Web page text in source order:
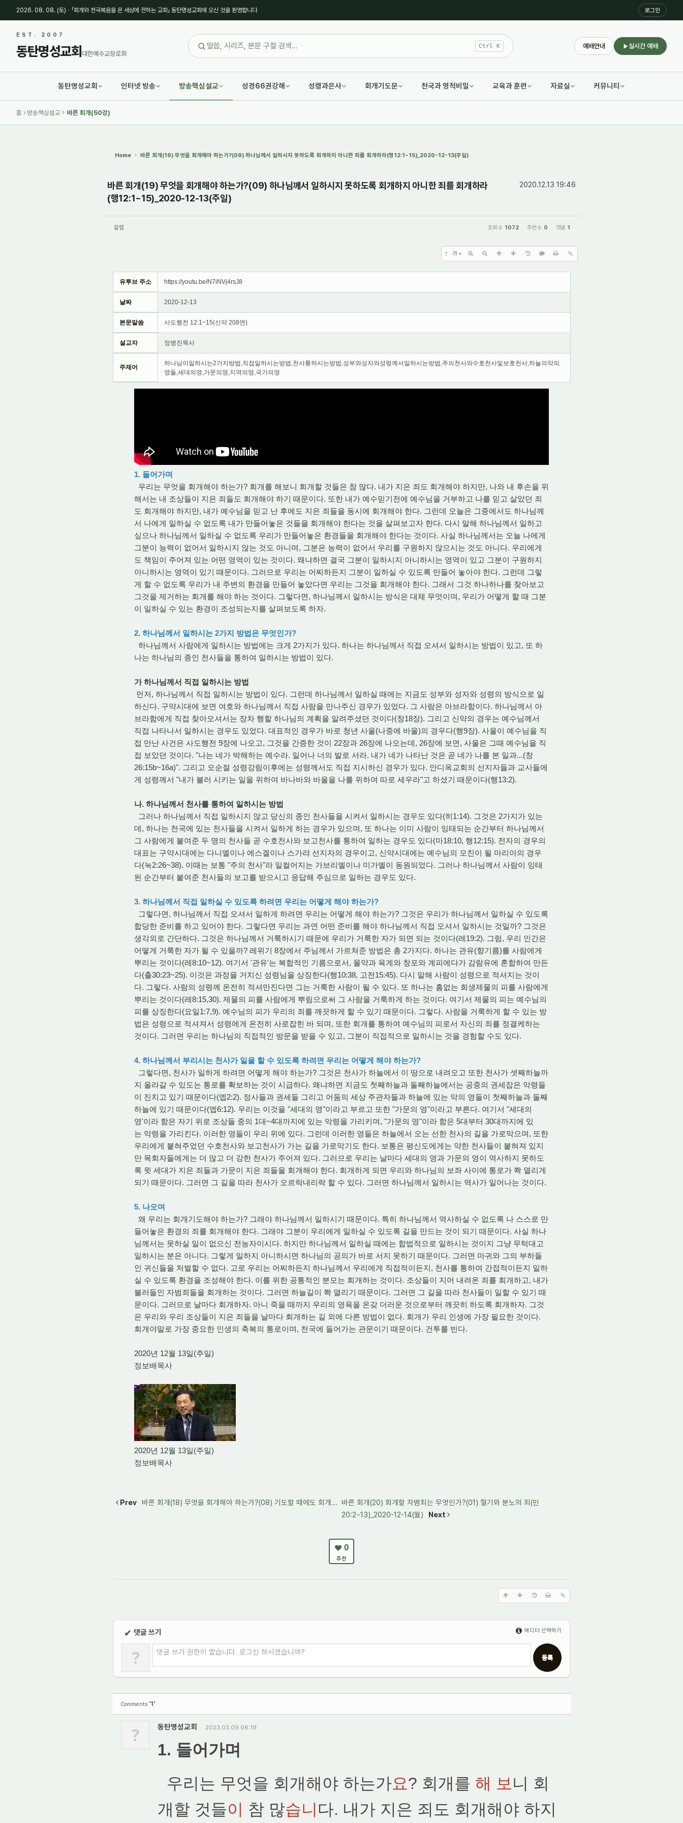
2026. 08. 08. (토) · 「회개와 천국복음을 온 세상에 전하는 교회」 동탄명성교회에 오신 것을 환영합니다 로그인
EST. 2007
동탄명성교회 대한예수교장로회
Ctrl K 예배안내 실시간 예배
동탄명성교회 인터넷 방송 방송핵심설교 성경66권강해 성령과은사 회개기도문 천국과 영적비밀 교육과 훈련 자료실 커뮤니티
홈 방송핵심설교 바른 회개(50강)
Home 바른 회개(19) 무엇을 회개해야 하는가?(09) 하나님께서 일하시지 못하도록 회개하지 아니한 죄를 회개하라(행12:1~15)_2020-12-13(주일)
2020.12.13 19:46
바른 회개(19) 무엇을 회개해야 하는가?(09) 하나님께서 일하시지 못하도록 회개하지 아니한 죄를 회개하라
(행12:1~15)_2020-12-13(주일)
갈렙 조회 수 1072 추천 수 0 댓글 1
? 가
유투브 주소 https://youtu.be/N7iNVj4rsJ8
날짜 2020-12-13
본문말씀 사도행전 12:1~15(신약 208면)
설교자 정병진목사
주제어
하나님이일하시는2가지방법,직접일하시는방법,천사통하시는방법,성부와성자와성령께서일하시는방법,주의천사와수호천사및보호천사,하늘의악의
영들,세대의영,가문의영,지역의영,국가의영
1. 들어가며
우리는 무엇을 회개해야 하는가? 회개를 해보니 회개할 것들은 참 많다. 내가 지은 죄도 회개해야 하지만, 나와 내 후손을 위
해서는 내 조상들이 지은 죄들도 회개해야 하기 때문이다. 또한 내가 예수믿기전에 예수님을 거부하고 나를 믿고 살았던 죄
도 회개해야 하지만, 내가 예수님을 믿고 난 후에도 지은 죄들을 동시에 회개해야 한다. 그런데 오늘은 그중에서도 하나님께
서 나에게 일하실 수 없도록 내가 만들어놓은 것들을 회개해야 한다는 것을 살펴보고자 한다. 다시 말해 하나님께서 일하고
싶으나 하나님께서 일하실 수 없도록 우리가 만들어놓은 환경들을 회개해야 한다는 것이다. 사실 하나님께서는 오늘 나에게
그분이 능력이 없어서 일하시지 않는 것도 아니며, 그분은 능력이 없어서 우리를 구원하지 않으시는 것도 아니다. 우리에게
도 책임이 주어져 있는 어떤 영역이 있는 것이다. 왜냐하면 결국 그분이 일하시지 아니하시는 영역이 있고 그분이 구원하지
아니하시는 영역이 있기 때문이다. 그러므로 우리는 어찌하든지 그분이 일하실 수 있도록 만들어 놓아야 한다. 그런데 그렇
게 할 수 없도록 우리가 내 주변의 환경을 만들어 놓았다면 우리는 그것을 회개해야 한다. 그래서 그것 하나하나를 찾아보고
그것을 제거하는 회개를 해야 하는 것이다. 그렇다면, 하나님께서 일하시는 방식은 대체 무엇이며, 우리가 어떻게 할 때 그분
이 일하실 수 있는 환경이 조성되는지를 살펴보도록 하자.
2. 하나님께서 일하시는 2가지 방법은 무엇인가?
하나님께서 사람에게 일하시는 방법에는 크게 2가지가 있다. 하나는 하나님께서 직접 오셔서 일하시는 방법이 있고, 또 하
나는 하나님의 종인 천사들을 통하여 일하시는 방법이 있다.
가 하나님께서 직접 일하시는 방법
먼저, 하나님께서 직접 일하시는 방법이 있다. 그런데 하나님께서 일하실 때에는 지금도 성부와 성자와 성령의 방식으로 일
하신다. 구약시대에 보면 여호와 하나님께서 직접 사람을 만나주신 경우가 있었다. 그 사람은 아브라함이다. 하나님께서 아
브라함에게 직접 찾아오셔서는 장차 행할 하나님의 계획을 알려주셨던 것이다(창18장). 그리고 신약의 경우는 예수님께서
직접 나타나서 일하시는 경우도 있었다. 대표적인 경우가 바로 청년 사울(나중에 바울)의 경우다(행9장). 사울이 예수님을 직
접 만난 사건은 사도행전 9장에 나오고, 그것을 간증한 것이 22장과 26장에 나오는데, 26장에 보면, 사울은 그때 예수님을 직
접 보았던 것이다. "나는 네가 박해하는 예수라. 일어나 너의 발로 서라. 내가 네가 나타난 것은 곧 네가 나를 본 일과...(창
26:15b~16a)". 그리고 오순절 성령강림이후에는 성령께서도 직접 지시하신 경우가 있다. 안디옥교회의 선지자들과 교사들에
게 성령께서 "내가 불러 시키는 일을 위하여 바나바와 바울을 나를 위하여 따로 세우라"고 하셨기 때문이다(행13:2).
나. 하나님께서 천사를 통하여 일하시는 방법
그러나 하나님께서 직접 일하시지 않고 당신의 종인 천사들을 시켜서 일하시는 경우도 있다(히1:14). 그것은 2가지가 있는
데, 하나는 천국에 있는 천사들을 시켜서 일하게 하는 경우가 있으며, 또 하나는 이미 사람이 잉태되는 순간부터 하나님께서
그 사람에게 붙여준 두 명의 천사들 곧 수호천사와 보고천사를 통하여 일하는 경우도 있다(마18:10, 행12:15). 전자의 경우의
대표는 구약시대에는 다니엘이나 에스겔이나 스가랴 선지자의 경우이고, 신약시대에는 예수님의 모친이 될 마리아의 경우
다(눅2:26~38). 이때는 보통 "주의 천사"라 일컬어지는 가브리엘이나 미가엘이 동원되었다. 그러나 하나님께서 사람이 잉태
된 순간부터 붙여준 천사들의 보고를 받으시고 응답해 주심으로 일하는 경우도 있다.
3. 하나님께서 직접 일하실 수 있도록 하려면 우리는 어떻게 해야 하는가?
그렇다면, 하나님께서 직접 오셔서 일하게 하려면 우리는 어떻게 해야 하는가? 그것은 우리가 하나님께서 일하실 수 있도록
합당한 준비를 하고 있어야 한다. 그렇다면 우리는 과연 어떤 준비를 해야 하나님께서 직접 오셔서 일하시는 것일까? 그것은
생각외로 간단하다. 그것은 하나님께서 거룩하시기 때문에 우리가 거룩한 자가 되면 되는 것이다(레19:2). 그럼, 우리 인간은
어떻게 거룩한 자가 될 수 있을까? 레위기 8장에서 주님께서 가르쳐준 방법은 총 2가지다. 하나는 관유(향기름)를 사람에게
뿌리는 것이다(레8:10~12). 여기서 '관유'는 복합적인 기름으로서, 몰약과 육계와 창포와 계피에다가 감람유에 혼합하여 만든
다(출30:23~25). 이것은 과정을 거치신 성령님을 상징한다(행10:38, 고전15:45). 다시 말해 사람이 성령으로 적셔지는 것이
다. 그렇다. 사람의 성령께 온전히 적셔만진다면 그는 거룩한 사람이 될 수 있다. 또 하나는 흠없는 희생제물의 피를 사람에게
뿌리는 것이다(레8:15,30). 제물의 피를 사람에게 뿌림으로써 그 사람을 거룩하게 하는 것이다. 여기서 제물의 피는 예수님의
피를 상징한다(요일1:7,9). 예수님의 피가 우리의 죄를 깨끗하게 할 수 있기 때문이다. 그렇다. 사람을 거룩하게 할 수 있는 방
법은 성령으로 적셔져서 성령에게 온전히 사로잡힌 바 되며, 또한 회개를 통하여 예수님의 피로서 자신의 죄를 정결케하는
것이다. 그러면 우리는 하나님의 직접적인 방문을 받을 수 있고, 그분이 직접적으로 일하시는 것을 경험할 수도 있다.
4. 하나님께서 부리시는 천사가 일을 할 수 있도록 하려면 우리는 어떻게 해야 하는가?
그렇다면, 천사가 일하게 하려면 어떻게 해야 하는가? 그것은 천사가 하늘에서 이 땅으로 내려오고 또한 천사가 셋째하늘까
지 올라갈 수 있도는 통로를 확보하는 것이 시급하다. 왜냐하면 지금도 첫째하늘과 둘째하늘에서는 공중의 권세잡은 악령들
이 진치고 있기 때문이다(엡2:2). 정사들과 권세들 그리고 어둠의 세상 주관자들과 하늘에 있는 악의 영들이 첫째하늘과 둘째
하늘에 있기 때문이다(엡6:12). 우리는 이것을 "세대의 영"이라고 부르고 또한 "가문의 영"이라고 부른다. 여기서 "세대의
영'이라 함은 자기 위로 조상들 중의 1대~4대까지에 있는 악령을 가리키며, "가문의 영"이라 함은 5대부터 30대까지에 있
는 악령을 가리킨다. 이러한 영들이 우리 위에 있다. 그런데 이러한 영들은 하늘에서 오는 선한 천사의 길을 가로막으며, 또한
우리에게 붙혀주었던 수호천사와 보고천사가 가는 길을 가로막기도 한다. 보통은 평신도에게는 약한 천사들이 붙혀져 있지
만 목회자들에게는 더 많고 더 강한 천사가 주어져 있다. 그러므로 우리는 날마다 세대의 영과 가문의 영이 역사하지 못하도
록 윗 세대가 지은 죄들과 가문이 지은 죄들을 회개해야 한다. 회개하게 되면 우리와 하나님의 보좌 사이에 통로가 쫙 열리게
되기 때문이다. 그러면 그 길을 따라 천사가 오르락내리락 할 수 있다. 그러면 하나님께서 일하시는 역사가 일어나는 것이다.
5. 나오며
왜 우리는 회개기도해야 하는가? 그래야 하나님께서 일하시기 때문이다. 특히 하나님께서 역사하실 수 없도록 나 스스로 만
들어놓은 환경의 죄를 회개해야 한다. 그래야 그분이 우리에게 일하실 수 있도록 길을 만드는 것이 되기 때문이다. 사실 하나
님께서는 못하실 일이 없으신 전능자이시다. 하지만 하나님께서 일하실 때에는 합법적으로 일하시는 것이지 그냥 무턱대고
일하시는 분은 아니다. 그렇게 일하지 아니하시면 하나님의 공의가 바로 서지 못하기 때문이다. 그러면 마귀와 그의 부하들
인 귀신들을 처벌할 수 없다. 고로 우리는 어찌하든지 하나님께서 우리에게 직접적이든지, 천사를 통하여 간접적이든지 일하
실 수 있도록 환경을 조성해야 한다. 이를 위한 공통적인 분모는 회개하는 것이다. 조상들이 지어 내려온 죄를 회개하고, 내가
불러들인 자범죄들을 회개하는 것이다. 그러면 하늘길이 쫙 열리기 때문이다. 그러면 그 길을 따라 천사들이 일할 수 있기 때
문이다. 그러므로 날마다 회개하자. 아니 죽을 때까지 우리의 영육을 온갖 더러운 것으로부터 깨끗히 하도록 회개하자. 그것
은 우리와 우리 조상들이 지은 죄들을 날마다 회개하는 길 외에 다른 방법이 없다. 회개가 우리 인생에 가장 필요한 것이다.
회개야말로 가장 중요한 인생의 축복의 통로이며, 천국에 들어가는 관문이기 때문이다. 건투를 빈다.
2020년 12월 13일(주일)
정보배목사
2020년 12월 13일(주일)
정보배목사
Prev 바른 회개(18) 무엇을 회개해야 하는가?(08) 기도할 때에도 회개... 바른 회개(20) 회개할 자범죄는 무엇인가?(01) 혈기와 분노의 죄(민
20:2~13)_2020-12-14(월)
Next
0
추천
✔ 댓글 쓰기 에디터 선택하기
? 댓글 쓰기 권한이 없습니다. 로그인 하시겠습니까?
Comments '1'
? 동탄명성교회 2023.03.09 08:19
1. 들어가며
우리는 무엇을 회개해야 하는가요? 회개를 해 보 니 회
개할 것들이 참 많습니 다. 내가 지은 죄도 회개해야 하지
Sketchbook5, 스케치북5
Sketchbook5, 스케치북5
Sketchbook5, 스케치북5
Sketchbook5, 스케치북5